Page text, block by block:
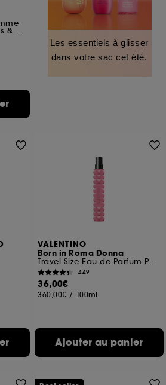
Notes fleuries, orientales & ambrées
Les essentiels à glisser
dans votre sac cet été.
VALENTINO
Born in Roma Donna
Travel Size Eau de Parfum Pour Elle Florale Ambrée Boisée
449
36,00€
360,00€ / 100ml
Ajouter au panier